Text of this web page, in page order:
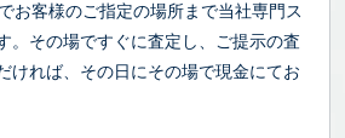
お客様のご指定の場所まで当社専門ス
。その場ですぐに査定し、ご提示の査
ければ、その日にその場で現金にてお